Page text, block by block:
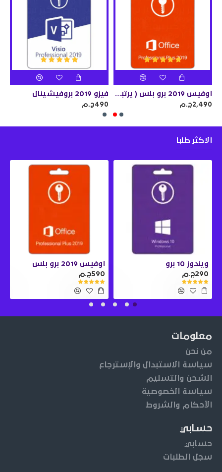
اوفيس 2019 برو بلس ( يرتبط بالحساب )
2,490ج.م
فيزو 2019 بروفيشينال
490ج.م
الاكثر طلبا
ويندوز 10 برو
290ج.م
اوفيس 2019 برو بلس
590ج.م
معلومات
من نحن
سياسة الاستبدال والإسترجاع
الشحن والتسليم
سياسة الخصوصية
الأحكام والشروط
حسابي
حسابي
سجل الطلبات